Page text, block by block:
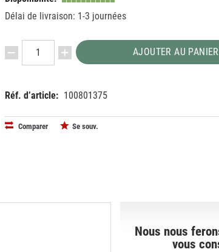
Délai de livraison: 1-3 journées
AJOUTER AU PANIER
Réf. d’article: 100801375
Comparer Se souv.
Nous nous
vous